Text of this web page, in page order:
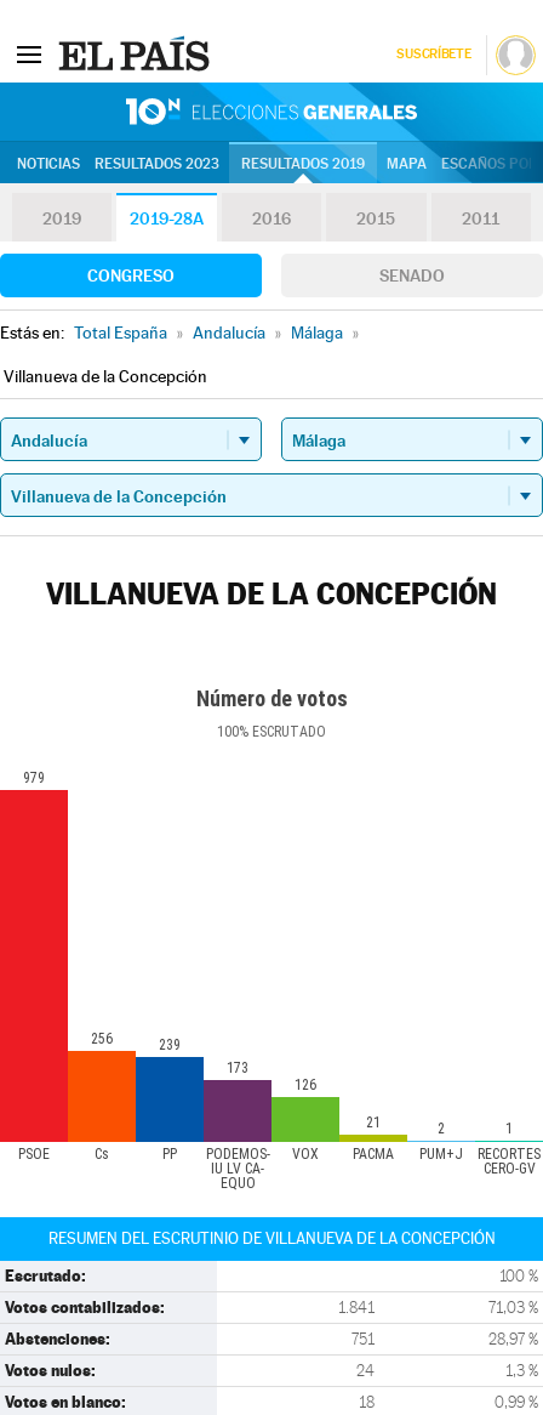
SUSCRÍBETE
NOTICIAS RESULTADOS 2023 RESULTADOS 2019 MAPA ESCAÑOS
2019 2019-28A 2016 2015 2011
CONGRESO SENADO
Estás en: Total España » Andalucía » Málaga »
Villanueva de la Concepción
VILLANUEVA DE LA CONCEPCIÓN
Número de votos
100% ESCRUTADO
PSOE Cs PP
PODEMOS-
IU LV CA-
EQUO
VOX PACMA PUM+J
RECORTES
CERO-GV
979
256
239
173
126
21 2 1
RESUMEN DEL ESCRUTINIO DE VILLANUEVA DE LA CONCEPCIÓN
Escrutado: 100 %
Votos contabilizados: 1.841 71,03 %
Abstenciones: 751 28,97 %
Votos nulos: 24 1,3 %
Votos en blanco: 18 0,99 %